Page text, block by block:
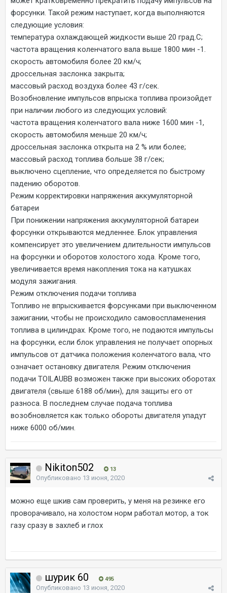
форсунки. Такой режим наступает, когда выполняются
следующие условия:
температура охлаждающей жидкости выше 20 град.С;
частота вращения коленчатого вала выше 1800 мин -1.
скорость автомобиля более 20 км/ч;
дроссельная заслонка закрыта;
массовый расход воздуха более 43 г/сек.
Возобновление импульсов впрыска топлива произойдет
при наличии любого из следующих условий:
частота вращения коленчатого вала ниже 1600 мин -1,
скорость автомобиля меньше 20 км/ч;
дроссельная заслонка открыта на 2 % или более;
массовый расход топлива больше 38 г/сек;
выключено сцепление, что определяется по быстрому
падению оборотов.
Режим корректировки напряжения аккумуляторной
батареи
При понижении напряжения аккумуляторной батареи
форсунки открываются медленнее. Блок управления
компенсирует это увеличением длительности импульсов
на форсунки и оборотов холостого хода. Кроме того,
увеличивается время накопления тока на катушках
модуля зажигания.
Режим отключения подачи топлива
Топливо не впрыскивается форсунками при выключенном
зажигании, чтобы не происходило самовоспламенения
топлива в цилиндрах. Кроме того, не подаются импульсы
на форсунки, если блок управления не получает опорных
импульсов от датчика положения коленчатого вала, что
означает остановку двигателя. Режим отключения
подачи TOILAUBB возможен также при высоких оборотах
двигателя (свыше 6188 об/мин), для защиты его от
разноса. В последнем случае подача топлива
возобновляется как только обороты двигателя упадут
ниже 6000 об/мин.
Nikiton502 13
Опубликовано 13 июня, 2020
можно еще шкив сам проверить, у меня на резинке его
проворачивало, на холостом норм работал мотор, а ток
газу сразу в захлеб и глох
шурик 60 495
Опубликовано 13 июня, 2020